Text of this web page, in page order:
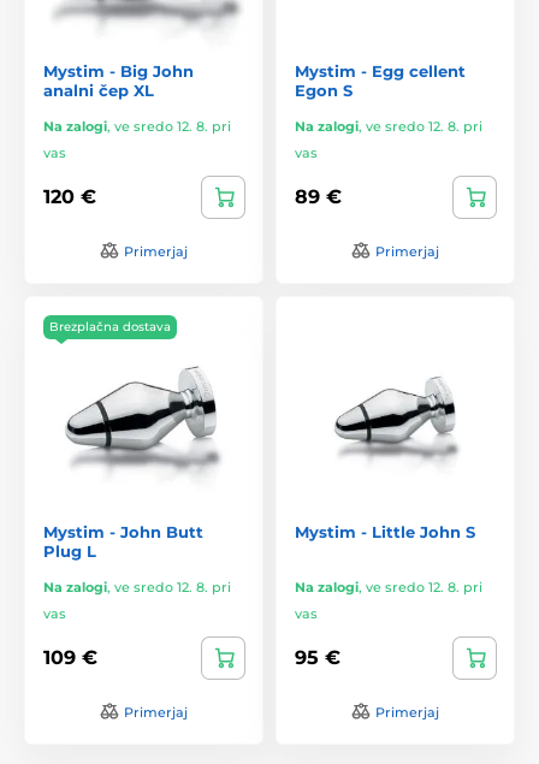
Mystim - Big John
analni čep XL
Na zalogi, ve sredo 12. 8. pri
vas
120 €
Primerjaj
Mystim - Egg cellent
Egon S
Na zalogi, ve sredo 12. 8. pri
vas
89 €
Primerjaj
Brezplačna dostava
Mystim - John Butt
Plug L
Na zalogi, ve sredo 12. 8. pri
vas
109 €
Primerjaj
Mystim - Little John S
Na zalogi, ve sredo 12. 8. pri
vas
95 €
Primerjaj